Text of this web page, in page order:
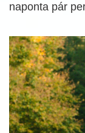
naponta pár